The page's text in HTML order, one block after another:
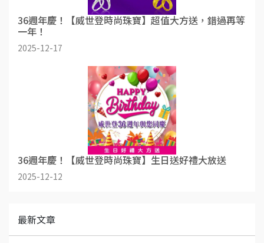
36週年慶！【威世登時尚珠寶】超值大方送，錯過再等
一年！
2025-12-17
36週年慶！【威世登時尚珠寶】生日送好禮大放送
2025-12-12
最新文章